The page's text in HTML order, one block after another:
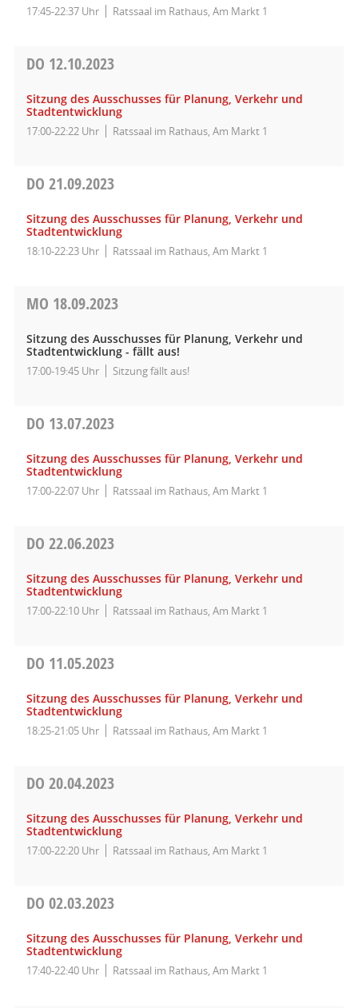
17:45-22:37 Uhr Ratssaal im Rathaus, Am Markt 1
DO 12.10.2023
Sitzung des Ausschusses für Planung, Verkehr und
Stadtentwicklung
17:00-22:22 Uhr Ratssaal im Rathaus, Am Markt 1
DO 21.09.2023
Sitzung des Ausschusses für Planung, Verkehr und
Stadtentwicklung
18:10-22:23 Uhr Ratssaal im Rathaus, Am Markt 1
MO 18.09.2023
Sitzung des Ausschusses für Planung, Verkehr und
Stadtentwicklung - fällt aus!
17:00-19:45 Uhr Sitzung fällt aus!
DO 13.07.2023
Sitzung des Ausschusses für Planung, Verkehr und
Stadtentwicklung
17:00-22:07 Uhr Ratssaal im Rathaus, Am Markt 1
DO 22.06.2023
Sitzung des Ausschusses für Planung, Verkehr und
Stadtentwicklung
17:00-22:10 Uhr Ratssaal im Rathaus, Am Markt 1
DO 11.05.2023
Sitzung des Ausschusses für Planung, Verkehr und
Stadtentwicklung
18:25-21:05 Uhr Ratssaal im Rathaus, Am Markt 1
DO 20.04.2023
Sitzung des Ausschusses für Planung, Verkehr und
Stadtentwicklung
17:00-22:20 Uhr Ratssaal im Rathaus, Am Markt 1
DO 02.03.2023
Sitzung des Ausschusses für Planung, Verkehr und
Stadtentwicklung
17:40-22:40 Uhr Ratssaal im Rathaus, Am Markt 1